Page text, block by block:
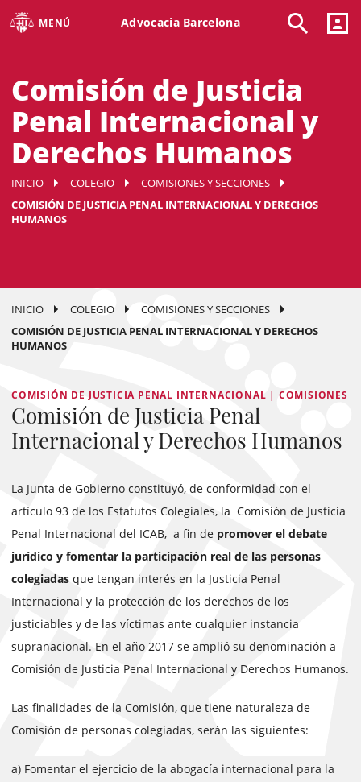
MENÚ Advocacia Barcelona
Comisión de Justicia
Penal Internacional y
Derechos Humanos
INICIO COLEGIO
COMISIONES Y SECCIONES
COMISIÓN DE JUSTICIA PENAL INTERNACIONAL Y DERECHOS
HUMANOS
INICIO COLEGIO
COMISIONES Y SECCIONES
COMISIÓN DE JUSTICIA PENAL INTERNACIONAL Y DERECHOS
HUMANOS
COMISIÓN DE JUSTICIA PENAL INTERNACIONAL | COMISIONES
Comisión de Justicia Penal
Internacional y Derechos Humanos
La Junta de Gobierno constituyó, de conformidad con el
artículo 93 de los Estatutos Colegiales, la Comisión de Justicia
Penal Internacional del ICAB, a fin de promover el debate
jurídico y fomentar la participación real de las personas
colegiadas que tengan interés en la Justicia Penal
Internacional y la protección de los derechos de los
justiciables y de las víctimas ante cualquier instancia
supranacional. En el año 2017 se amplió su denominación a
Comisión de Justicia Penal Internacional y Derechos Humanos.
Las finalidades de la Comisión, que tiene naturaleza de
Comisión de personas colegiadas, serán las siguientes:
a) Fomentar el ejercicio de la abogacía internacional para la